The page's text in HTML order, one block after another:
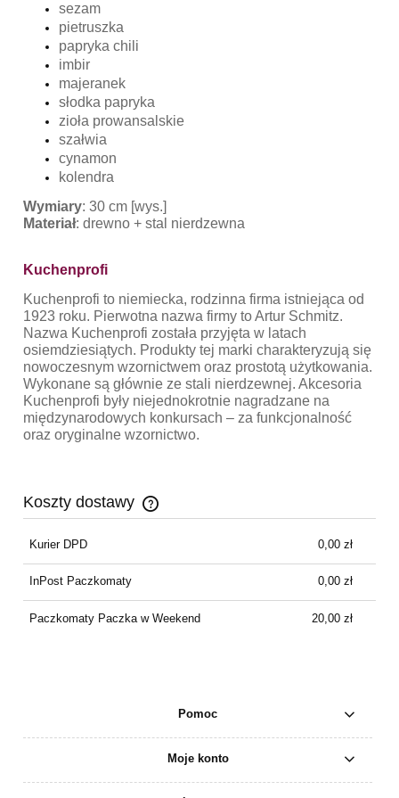
sezam
pietruszka
papryka chili
imbir
majeranek
słodka papryka
zioła prowansalskie
szałwia
cynamon
kolendra
Wymiary: 30 cm [wys.]
Materiał: drewno + stal nierdzewna
Kuchenprofi
Kuchenprofi to niemiecka, rodzinna firma istniejąca od
1923 roku. Pierwotna nazwa firmy to Artur Schmitz.
Nazwa Kuchenprofi została przyjęta w latach
osiemdziesiątych. Produkty tej marki charakteryzują się
nowoczesnym wzornictwem oraz prostotą użytkowania.
Wykonane są głównie ze stali nierdzewnej. Akcesoria
Kuchenprofi były niejednokrotnie nagradzane na
międzynarodowych konkursach – za funkcjonalność
oraz oryginalne wzornictwo.
Koszty dostawy
Cena nie zawiera ewentualnych kosztów płatności
Kurier DPD 0,00 zł
InPost Paczkomaty 0,00 zł
Paczkomaty Paczka w Weekend 20,00 zł
Pomoc
Moje konto